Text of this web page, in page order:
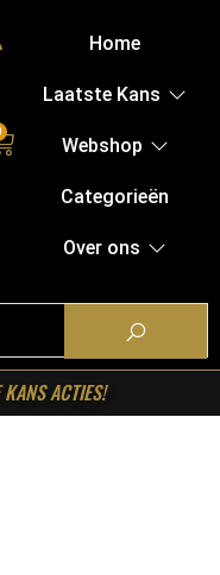
Home
Laatste Kans
Webshop
Categorieën
Over ons
ACTIES!